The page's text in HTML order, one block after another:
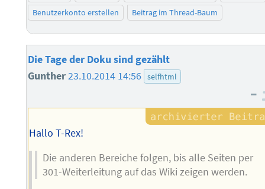
Benutzerkonto erstellen Beitrag im Thread-Baum
Die Tage der Doku sind gezählt
Gunther23.10.2014 14:56 selfhtml
–
Hallo T-Rex!
Die anderen Bereiche folgen, bis alle Seiten per
301-Weiterleitung auf das Wiki zeigen werden.